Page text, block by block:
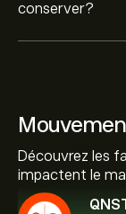
conserver?
Découvrez les
impactent le